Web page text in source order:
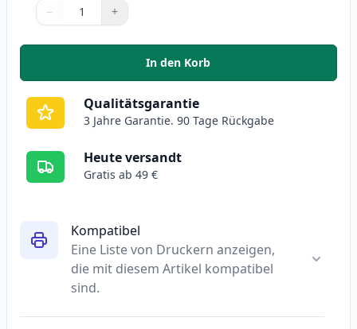
Kompatibel
Eine Liste von Druckern anzeigen,
die mit diesem Artikel kompatibel
sind.
Menge
Verwenden Sie die Tasten, um anzupassen
− +
Menge 1
In den Korb
, 5 stück Epson 33 XL
Qualitätsgarantie
3 Jahre Garantie. 90 Tage Rückgabe
Heute versandt
Gratis ab 49 €